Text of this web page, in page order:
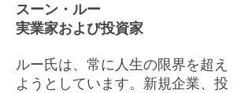
スーン・ルー
実業家および投資家
ルー氏は、常に人生の限界を超え
ようとしています。新規企業、投